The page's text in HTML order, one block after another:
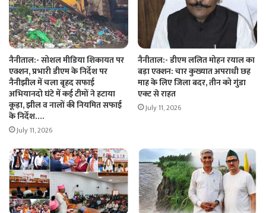
नैनीताल:- सोशल मीडिया शिकायत पर
एक्शन, प्रभारी डीएम के निर्देश पर
नैनीझील में चला बृहद सफाई
अभियानदो घंटे में कई टीमों ने हटाया
कूड़ा, झील व नालों की नियमित सफाई
के निर्देश….
July 11, 2026
नैनीताल:- डीएम ललित मोहन रयाल का
बड़ा एक्शन: चार कुख्यात अपराधी छह
माह के लिए जिला बदर, तीन को गुंडा
एक्ट से राहत
July 11, 2026